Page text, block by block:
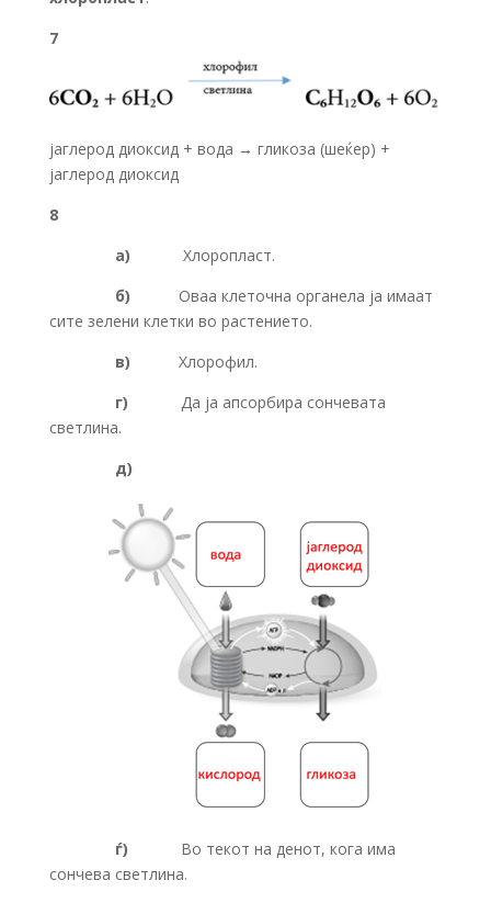
7
јаглерод диоксид + вода → гликоза (шеќер) +
јаглерод диоксид
8
а) Хлоропласт.
б) Оваа клеточна органела ја имаат
сите зелени клетки во растението.
в) Хлорофил.
г) Да ја апсорбира сончевата
светлина.
д)
ѓ) Во текот на денот, кога има
сончева светлина.